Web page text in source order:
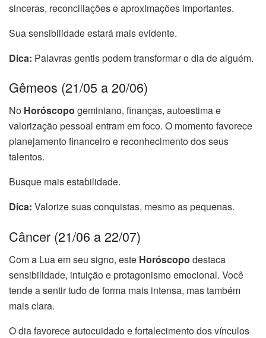
sinceras, reconciliações e aproximações importantes.
Sua sensibilidade estará mais evidente.
Dica: Palavras gentis podem transformar o dia de alguém.
Gêmeos (21/05 a 20/06)
No Horóscopo geminiano, finanças, autoestima e
valorização pessoal entram em foco. O momento favorece
planejamento financeiro e reconhecimento dos seus
talentos.
Busque mais estabilidade.
Dica: Valorize suas conquistas, mesmo as pequenas.
Câncer (21/06 a 22/07)
Com a Lua em seu signo, este Horóscopo destaca
sensibilidade, intuição e protagonismo emocional. Você
tende a sentir tudo de forma mais intensa, mas também
mais clara.
O dia favorece autocuidado e fortalecimento dos vínculos